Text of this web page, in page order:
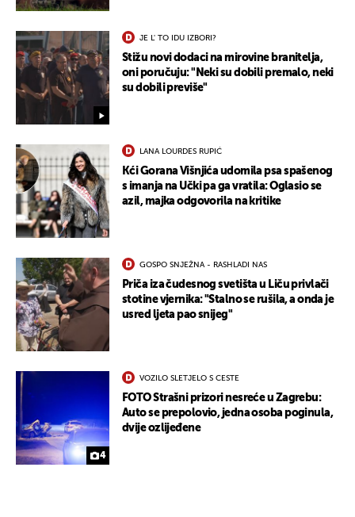
JE L' TO IDU IZBORI?
Stižu novi dodaci na mirovine branitelja,
oni poručuju: "Neki su dobili premalo, neki
su dobili previše"
LANA LOURDES RUPIĆ
Kći Gorana Višnjića udomila psa spašenog
s imanja na Učki pa ga vratila: Oglasio se
azil, majka odgovorila na kritike
GOSPO SNJEŽNA - RASHLADI NAS
Priča iza čudesnog svetišta u Liču privlači
stotine vjernika: "Stalno se rušila, a onda je
usred ljeta pao snijeg"
4
VOZILO SLETJELO S CESTE
FOTO Strašni prizori nesreće u Zagrebu:
Auto se prepolovio, jedna osoba poginula,
dvije ozlijeđene